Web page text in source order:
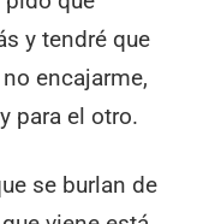
y tendré que
encajarme,
para el otro.
se burlan de